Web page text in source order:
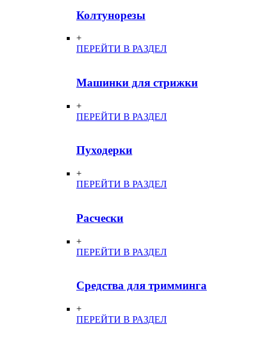
Колтунорезы
+
ПЕРЕЙТИ В РАЗДЕЛ
Машинки для стрижки
+
ПЕРЕЙТИ В РАЗДЕЛ
Пуходерки
+
ПЕРЕЙТИ В РАЗДЕЛ
Расчески
+
ПЕРЕЙТИ В РАЗДЕЛ
Средства для тримминга
+
ПЕРЕЙТИ В РАЗДЕЛ